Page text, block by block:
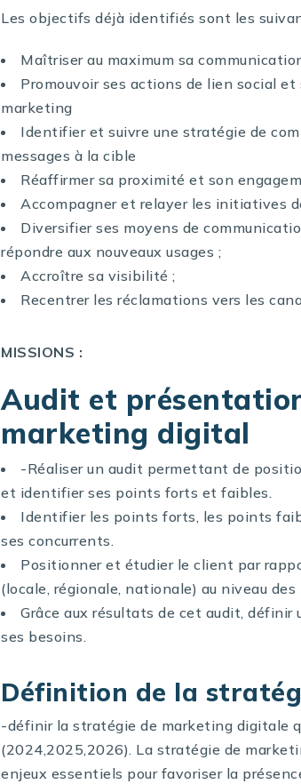
Les objectifs déjà identifiés sont les
Maîtriser au maximum sa
Promouvoir ses actions de lien social
marketing
Identifier et suivre une stratégie de
messages à la cible
Réaffirmer sa proximité et son
Accompagner et relayer les initiatives
Diversifier ses moyens de
répondre aux nouveaux usages ;
Accroître sa visibilité ;
Recentrer les réclamations vers les
MISSIONS :
Audit et
marketing digital
-Réaliser un audit permettant de
et identifier ses points forts et faibles.
Identifier les points forts, les points
ses concurrents.
Positionner et étudier le client par
(locale, régionale, nationale) au niveau
Grâce aux résultats de cet audit,
ses besoins.
Définition de la
-définir la stratégie de marketing digitale
(2024,2025,2026). La stratégie de
enjeux essentiels pour favoriser la